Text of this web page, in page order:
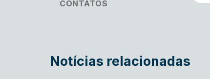
CONTATOS
Notícias relacionadas